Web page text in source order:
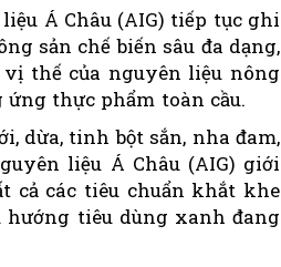
Á Châu (AIG) tiếp tục ghi
sản chế biến sâu đa dạng,
thế của nguyên liệu nông
ứng thực phẩm toàn cầu.
dừa, tinh bột sắn, nha đam,
liệu Á Châu (AIG) giới
cả các tiêu chuẩn khắt khe
tiêu dùng xanh đang